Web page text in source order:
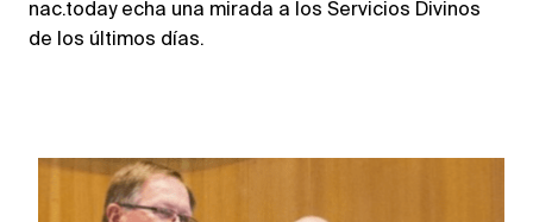
nac.today echa una mirada a los Servicios Divinos
de los últimos días.